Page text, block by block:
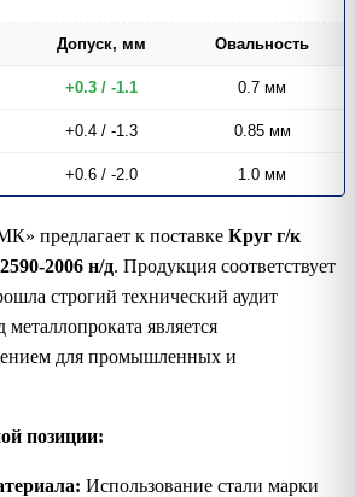
Допуск, мм Овальность
+0.3 / -1.1 0.7 мм
+0.4 / -1.3 0.85 мм
+0.6 / -2.0 1.0 мм
предлагает к поставке Круг г/к
2006 н/д. Продукция соответствует
строгий технический аудит
является
для промышленных и
позиции:
Использование стали марки